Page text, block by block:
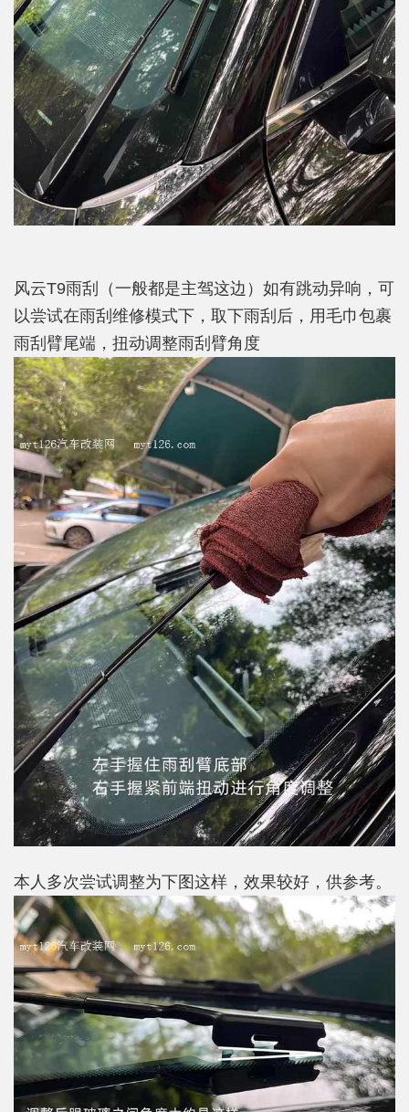
风云T9雨刮（一般都是主驾这边）如有跳动异响，可
以尝试在雨刮维修模式下，取下雨刮后，用毛巾包裹
雨刮臂尾端，扭动调整雨刮臂角度
本人多次尝试调整为下图这样，效果较好，供参考。